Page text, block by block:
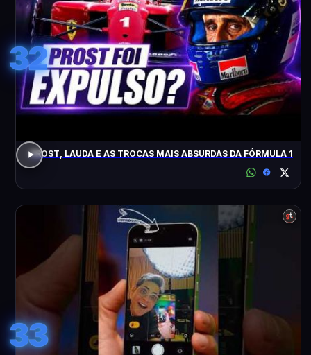
32
PROST, LAUDA E AS TROCAS MAIS ABSURDAS DA FÓRMULA 1
33